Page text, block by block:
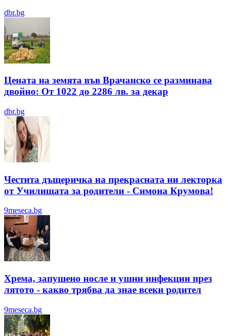
dbr.bg
Цената на земята във Врачанско се разминава
двойно: От 1022 до 2286 лв. за декар
dbr.bg
Честита дъщеричка на прекрасната ни лекторка
от Училищата за родители - Симона Крумова!
9meseca.bg
Хрема, запушено носле и ушни инфекции през
лятотo - какво трябва да знае всеки родител
9meseca.bg